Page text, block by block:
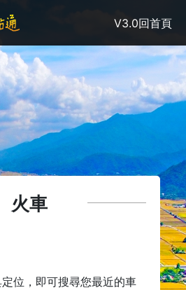
V3.0回首頁
火車
位，即可搜尋您最近的車